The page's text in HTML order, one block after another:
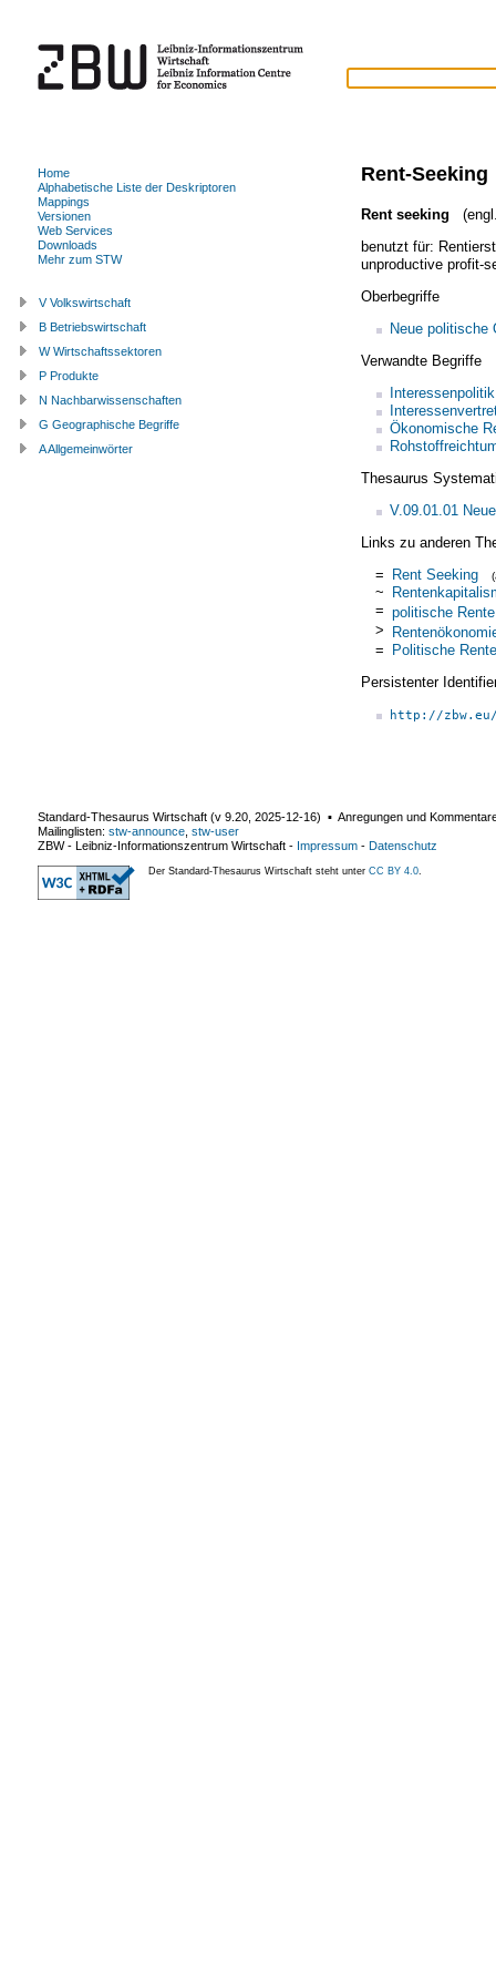
Rent-Seeking
Rent seeking
benutzt für:
unproductive profit-
Oberbegriffe
Neue politische
Verwandte Begriffe
Interessenpolitik
Ökonomische
Thesaurus
V.09.01.01
Links zu anderen
= Rent Seeking
~
= politische Rente
>
= Politische Rente
Persistenter
http://
Home
Alphabetische Liste der Deskriptoren
Mappings
Versionen
Web Services
Downloads
Mehr zum STW
V Volkswirtschaft
B Betriebswirtschaft
W Wirtschaftssektoren
P Produkte
N Nachbarwissenschaften
G Geographische Begriffe
A Allgemeinwörter
Standard-Thesaurus Wirtschaft (v 9.20 2025-12-16) ▪ Anregungen und
Mailinglisten: stw-announce stw-user
ZBW - Leibniz-Informationszentrum Wirtschaft - Impressum - Datenschutz
Der Standard-Thesaurus Wirtschaft steht unter CC BY 4.0